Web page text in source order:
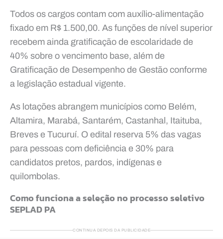
Todos os cargos contam com auxílio-alimentação
fixado em R$ 1.500,00. As funções de nível superior
recebem ainda gratificação de escolaridade de
40% sobre o vencimento base, além de
Gratificação de Desempenho de Gestão conforme
a legislação estadual vigente.
As lotações abrangem municípios como Belém,
Altamira, Marabá, Santarém, Castanhal, Itaituba,
Breves e Tucuruí. O edital reserva 5% das vagas
para pessoas com deficiência e 30% para
candidatos pretos, pardos, indígenas e
quilombolas.
Como funciona a seleção no processo seletivo
SEPLAD PA
CONTINUA DEPOIS DA PUBLICIDADE